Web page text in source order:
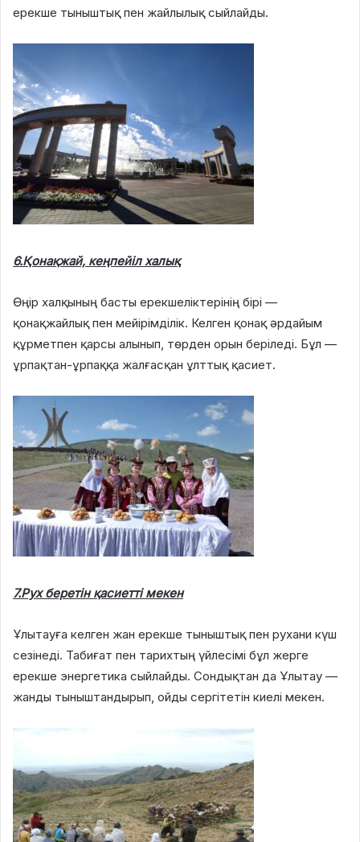
ерекше тыныштық пен жайлылық сыйлайды.
6.Қонақжай, кеңпейіл халық
Өңір халқының басты ерекшеліктерінің бірі —
қонақжайлық пен мейірімділік. Келген қонақ әрдайым
құрметпен қарсы алынып, төрден орын беріледі. Бұл —
ұрпақтан-ұрпаққа жалғасқан ұлттық қасиет.
7.Рух беретін қасиетті мекен
Ұлытауға келген жан ерекше тыныштық пен рухани күш
сезінеді. Табиғат пен тарихтың үйлесімі бұл жерге
ерекше энергетика сыйлайды. Сондықтан да Ұлытау —
жанды тыныштандырып, ойды сергітетін киелі мекен.